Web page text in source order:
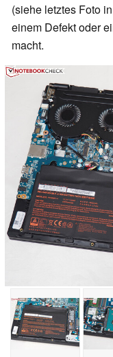
(siehe letztes Foto
einem Defekt oder
macht.